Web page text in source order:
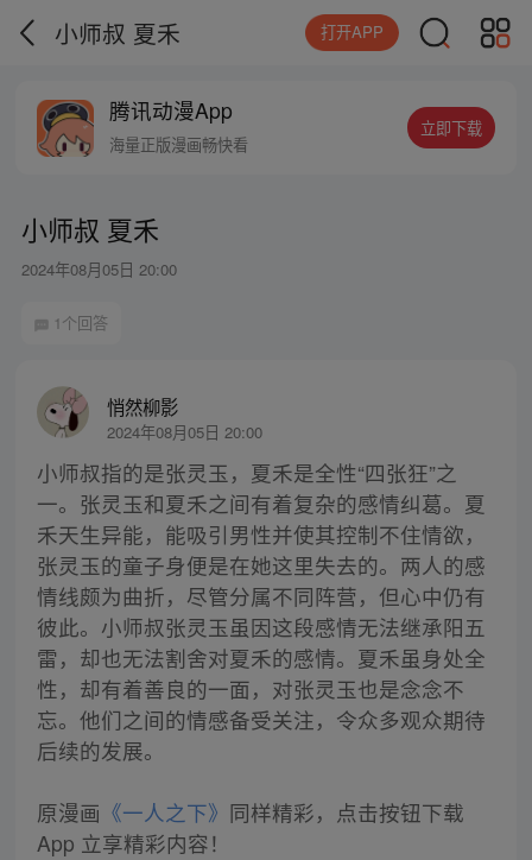
小师叔 夏禾 打开APP
腾讯动漫App
海量正版漫画畅快看
立即下载
小师叔 夏禾
2024年08月05日 20:00
1个回答
悄然柳影
2024年08月05日 20:00
小师叔指的是张灵玉，夏禾是全性“四张狂”之
一。张灵玉和夏禾之间有着复杂的感情纠葛。夏
禾天生异能，能吸引男性并使其控制不住情欲，
张灵玉的童子身便是在她这里失去的。两人的感
情线颇为曲折，尽管分属不同阵营，但心中仍有
彼此。小师叔张灵玉虽因这段感情无法继承阳五
雷，却也无法割舍对夏禾的感情。夏禾虽身处全
性，却有着善良的一面，对张灵玉也是念念不
忘。他们之间的情感备受关注，令众多观众期待
后续的发展。
原漫画 《一人之下》 同样精彩，点击按钮下载
App 立享精彩内容！